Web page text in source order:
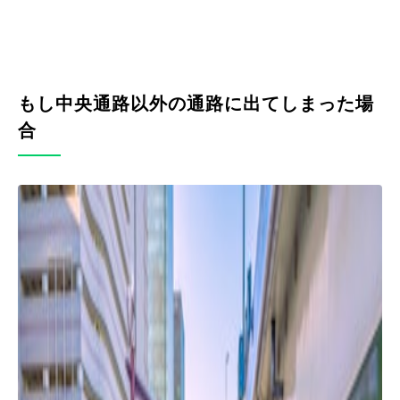
もし中央通路以外の通路に出てしまった場
合